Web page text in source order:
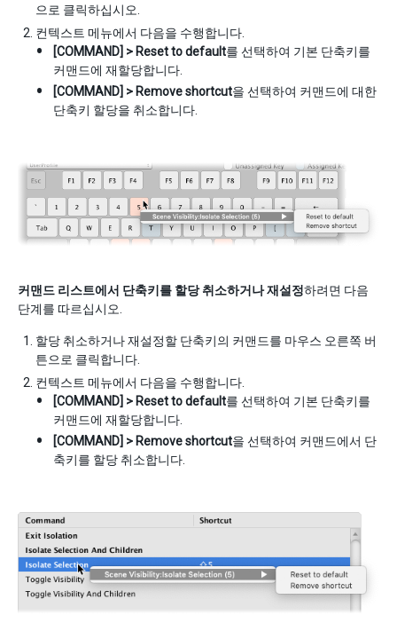
으로 클릭하십시오.
컨텍스트 메뉴에서 다음을 수행합니다.
[COMMAND] > Reset to default를 선택하여 기본 단축키를
커맨드에 재할당합니다.
[COMMAND] > Remove shortcut을 선택하여 커맨드에 대한
단축키 할당을 취소합니다.
커맨드 리스트에서 단축키를 할당 취소하거나 재설정하려면 다음
단계를 따르십시오.
할당 취소하거나 재설정할 단축키의 커맨드를 마우스 오른쪽 버
튼으로 클릭합니다.
컨텍스트 메뉴에서 다음을 수행합니다.
[COMMAND] > Reset to default를 선택하여 기본 단축키를
커맨드에 재할당합니다.
[COMMAND] > Remove shortcut을 선택하여 커맨드에서 단
축키를 할당 취소합니다.